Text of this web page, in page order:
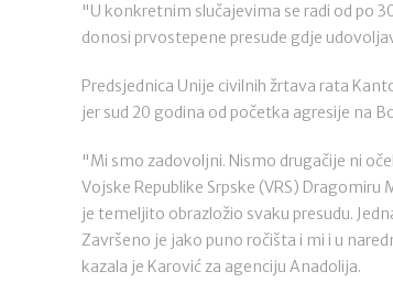
"U konkretnim slučajevima se radi od po
donosi prvostepene presude gdje
Predsjednica Unije civilnih žrtava rata
jer sud 20 godina od početka agresije na
"Mi smo zadovoljni. Nismo drugačije ni
Vojske Republike Srpske (VRS)
je temeljito obrazložio svaku presudu.
Završeno je jako puno ročišta i mi i u
kazala je Karović za agenciju Anadolija.